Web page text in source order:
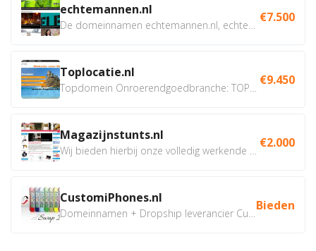
echtemannen.nl €7.500
Toplocatie.nl €9.450
Magazijnstunts.nl €2.000
CustomiPhones.nl Bieden